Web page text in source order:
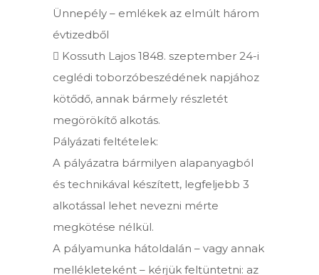
Ünnepély – emlékek az elmúlt három
évtizedből
 Kossuth Lajos 1848. szeptember 24-i
ceglédi toborzóbeszédének napjához
kötődő, annak bármely részletét
megörökítő alkotás.
Pályázati feltételek:
A pályázatra bármilyen alapanyagból
és technikával készített, legfeljebb 3
alkotással lehet nevezni mérte
megkötése nélkül.
A pályamunka hátoldalán – vagy annak
mellékleteként – kérjük feltüntetni: az